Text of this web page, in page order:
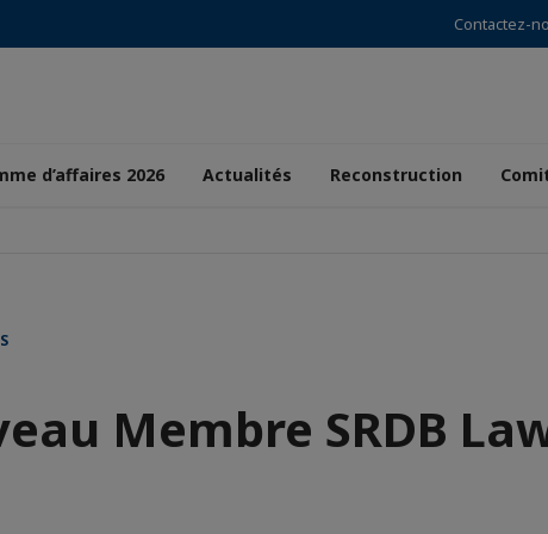
Contactez-
d’affaires 2026 Actualités Reconstruction
Membre SRDB